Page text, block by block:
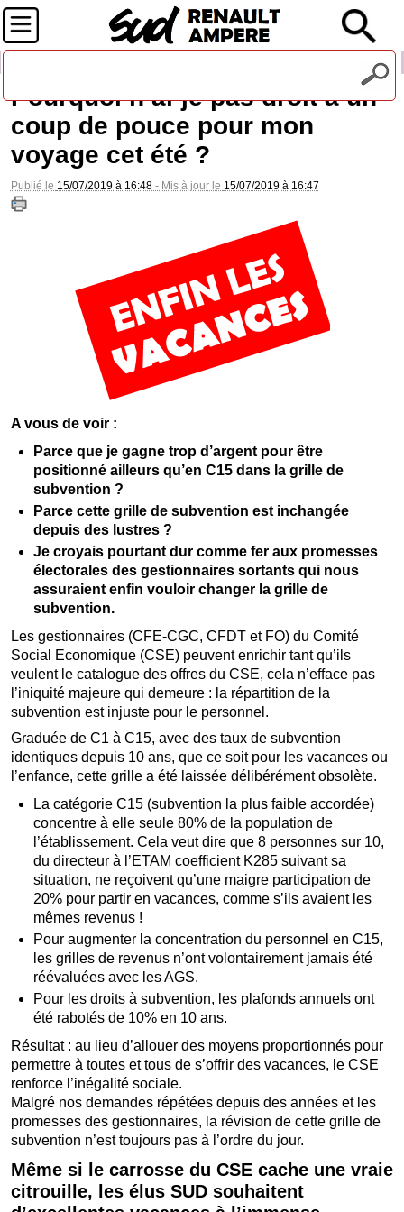
Pourquoi n’ai-je pas droit à un
coup de pouce pour mon
voyage cet été ?
Publié le 15/07/2019 à 16:48- Mis à jour le 15/07/2019 à 16:47
A vous de voir :
Parce que je gagne trop d’argent pour être
positionné ailleurs qu’en C15 dans la grille de
subvention ?
Parce cette grille de subvention est inchangée
depuis des lustres ?
Je croyais pourtant dur comme fer aux promesses
électorales des gestionnaires sortants qui nous
assuraient enfin vouloir changer la grille de
subvention.
Les gestionnaires (CFE-CGC, CFDT et FO) du Comité
Social Economique (CSE) peuvent enrichir tant qu’ils
veulent le catalogue des offres du CSE, cela n’efface pas
l’iniquité majeure qui demeure : la répartition de la
subvention est injuste pour le personnel.
Graduée de C1 à C15, avec des taux de subvention
identiques depuis 10 ans, que ce soit pour les vacances ou
l’enfance, cette grille a été laissée délibérément obsolète.
La catégorie C15 (subvention la plus faible accordée)
concentre à elle seule 80% de la population de
l’établissement. Cela veut dire que 8 personnes sur 10,
du directeur à l’ETAM coefficient K285 suivant sa
situation, ne reçoivent qu’une maigre participation de
20% pour partir en vacances, comme s’ils avaient les
mêmes revenus !
Pour augmenter la concentration du personnel en C15,
les grilles de revenus n’ont volontairement jamais été
réévaluées avec les AGS.
Pour les droits à subvention, les plafonds annuels ont
été rabotés de 10% en 10 ans.
Résultat : au lieu d’allouer des moyens proportionnés pour
permettre à toutes et tous de s’offrir des vacances, le CSE
renforce l’inégalité sociale.
Malgré nos demandes répétées depuis des années et les
promesses des gestionnaires, la révision de cette grille de
subvention n’est toujours pas à l’ordre du jour.
Même si le carrosse du CSE cache une vraie
citrouille, les élus SUD souhaitent